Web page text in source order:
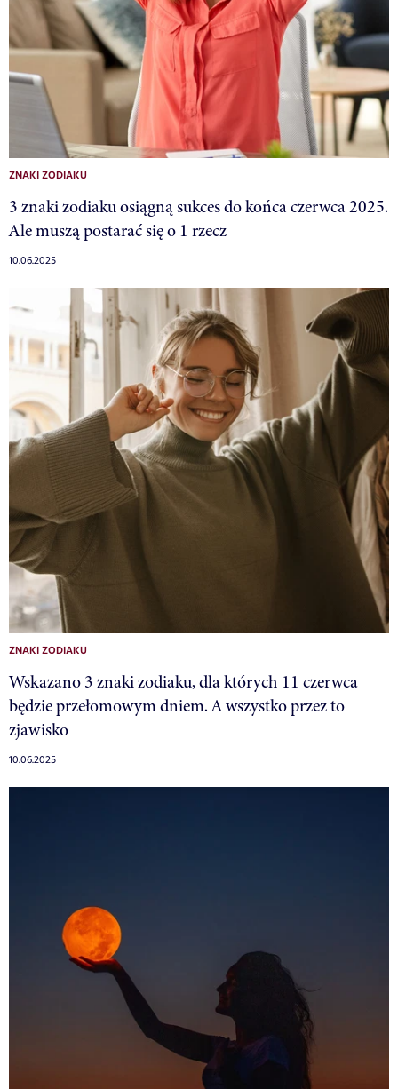
ZNAKI ZODIAKU
3 znaki zodiaku osiągną sukces do końca czerwca 2025.
Ale muszą postarać się o 1 rzecz
10.06.2025
ZNAKI ZODIAKU
Wskazano 3 znaki zodiaku, dla których 11 czerwca
będzie przełomowym dniem. A wszystko przez to
zjawisko
10.06.2025